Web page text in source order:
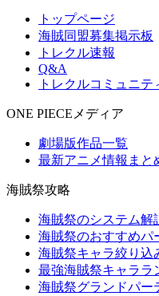
トップページ
海賊同盟募集掲示板
トレクル速報
Q&A
トレクルコミュニテ
ONE PIECEメディア
劇場版作品一覧
最新アニメ情報まと
海賊祭攻略
海賊祭のシステム解
海賊祭のおすすめパ
海賊祭キャラ絞り込
最強海賊祭キャララ
海賊祭グランドパー